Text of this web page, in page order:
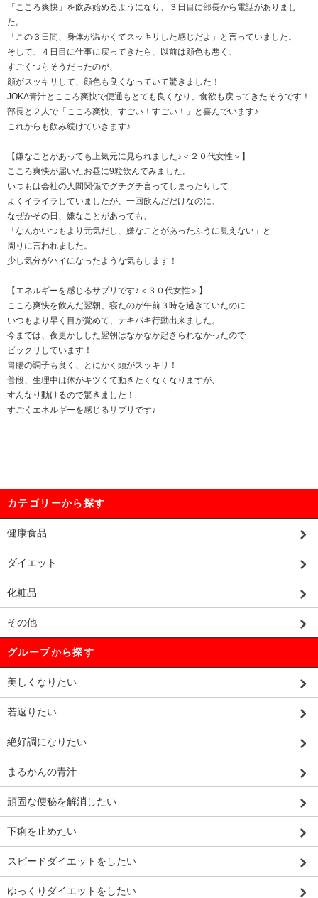
「こころ爽快」を飲み始めるようになり、３日目に部長から電話がありまし
た。
「この３日間、身体が温かくてスッキリした感じだよ」と言っていました。
そして、４日目に仕事に戻ってきたら、以前は顔色も悪く、
すごくつらそうだったのが、
顔がスッキリして、顔色も良くなっていて驚きました！
JOKA青汁とこころ爽快で便通もとても良くなり、食欲も戻ってきたそうです！
部長と２人で「こころ爽快、すごい！すごい！」と喜んでいます♪
これからも飲み続けていきます♪
【嫌なことがあっても上気元に見られました♪＜２０代女性＞】
こころ爽快が届いたお昼に9粒飲んでみました。
いつもは会社の人間関係でグチグチ言ってしまったりして
よくイライラしていましたが、一回飲んだだけなのに、
なぜかその日、嫌なことがあっても、
「なんかいつもより元気だし、嫌なことがあったふうに見えない」と
周りに言われました。
少し気分がハイになったような気もします！
【エネルギーを感じるサプリです♪＜３０代女性＞】
こころ爽快を飲んだ翌朝、寝たのが午前３時を過ぎていたのに
いつもより早く目が覚めて、テキパキ行動出来ました。
今までは、夜更かしした翌朝はなかなか起きられなかったので
ビックリしています！
胃腸の調子も良く、とにかく頭がスッキリ！
普段、生理中は体がキツくて動きたくなくなりますが、
すんなり動けるので驚きました！
すごくエネルギーを感じるサプリです♪
カテゴリーから探す
健康食品
ダイエット
化粧品
その他
グループから探す
美しくなりたい
若返りたい
絶好調になりたい
まるかんの青汁
頑固な便秘を解消したい
下痢を止めたい
スピードダイエットをしたい
ゆっくりダイエットをしたい